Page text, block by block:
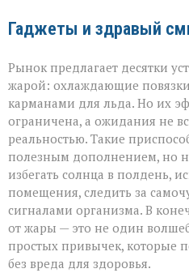
Гаджеты и здравый
Рынок предлагает десятки
жарой: охлаждающие
карманами для льда. Но их
ограничена, а ожидания не
реальностью. Такие
полезным дополнением, но
избегать солнца в полдень,
помещения, следить за
сигналами организма. В
от жары — это не один
простых привычек, которые
без вреда для здоровья.